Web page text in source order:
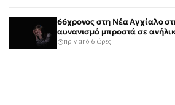
66χρονος στη Νέα Αγχίαλο
αυνανισμό μπροστά σε
πριν από 6 ώρες